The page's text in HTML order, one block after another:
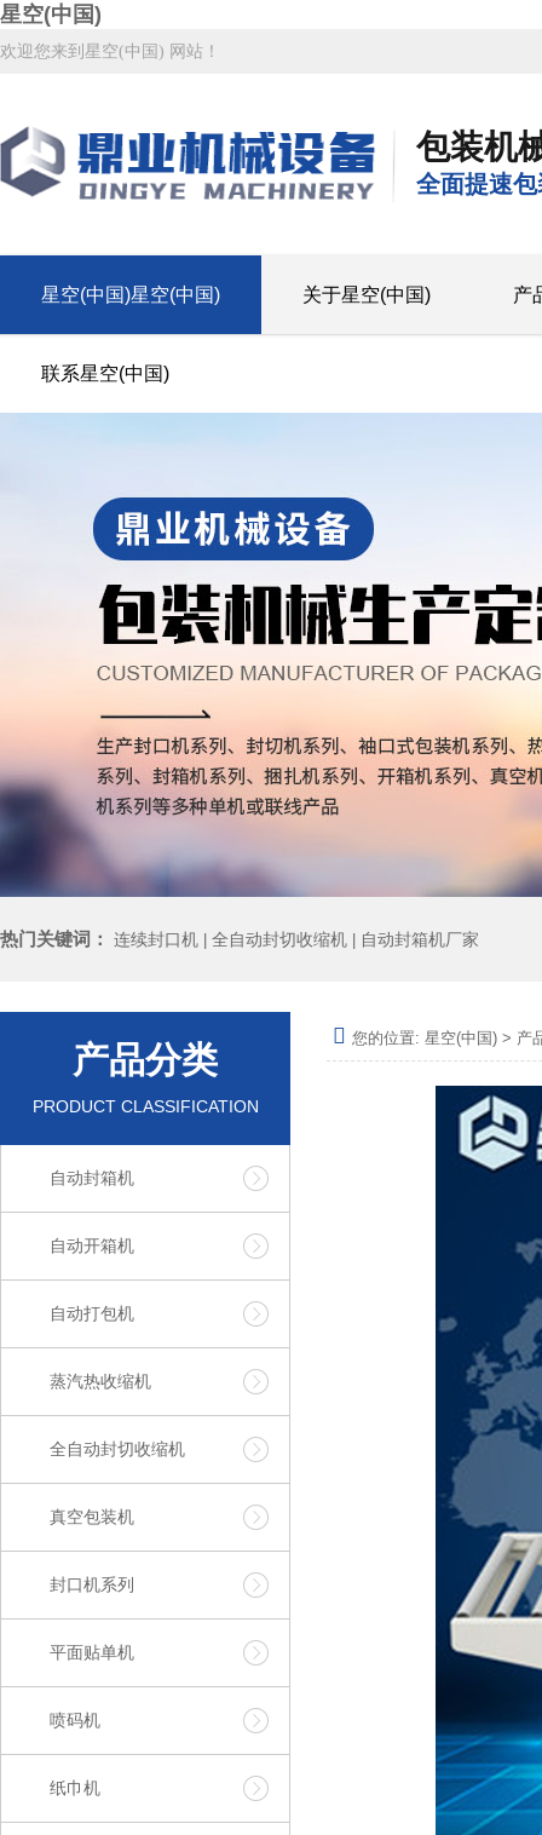
星空(中国)
欢迎您来到星空(中国) 网站！
包装机
全面提速
星空(中国)星空(中国) 关于星空(中国) 产
联系星空(中国)
热门关键词： 连续封口机 全自动封切收缩机 自动封箱机厂家
产品分类
PRODUCT CLASSIFICATION
自动封箱机
自动开箱机
自动打包机
蒸汽热收缩机
全自动封切收缩机
真空包装机
封口机系列
平面贴单机
喷码机
纸巾机
您的位置: 星空(中国) > 产